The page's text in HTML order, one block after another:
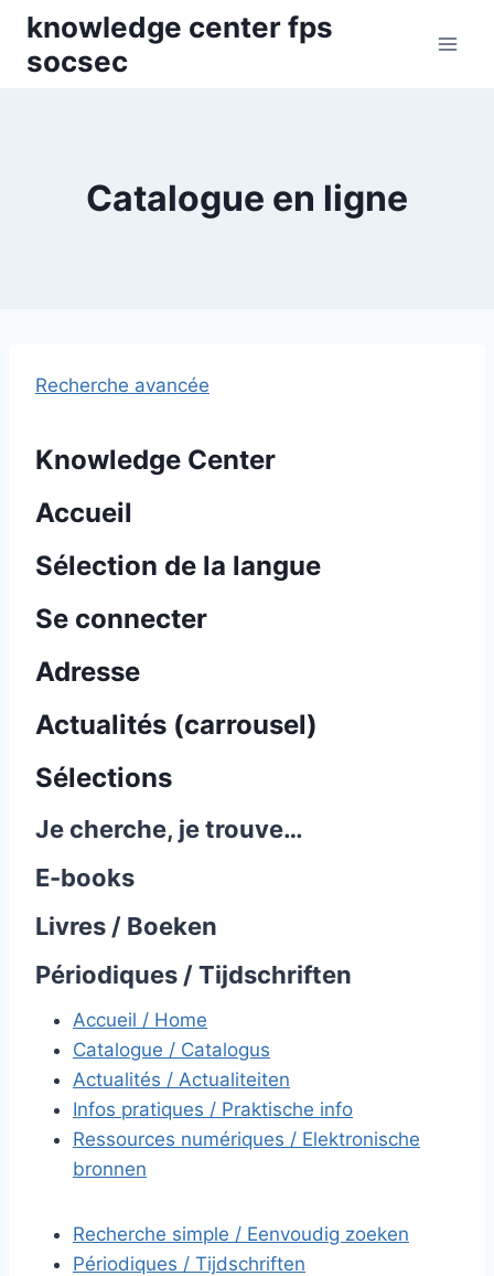
Skip
content
knowledge center fps
socsec
Catalogue en ligne
Recherche avancée
Knowledge Center
Accueil
Sélection de la langue
Se connecter
Adresse
Actualités (carrousel)
Sélections
Je cherche, je trouve…
E-books
Livres / Boeken
Périodiques / Tijdschriften
Accueil / Home
Catalogue / Catalogus
Actualités / Actualiteiten
Infos pratiques / Praktische info
Ressources numériques / Elektronische
bronnen
Recherche simple / Eenvoudig zoeken
Périodiques / Tijdschriften